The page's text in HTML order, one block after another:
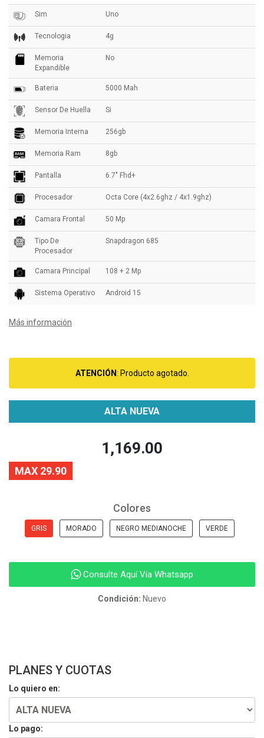
Sim Uno
Tecnologia 4g
Memoria
Expandible
No
Bateria 5000 Mah
Sensor De Huella Si
Memoria Interna 256gb
Memoria Ram 8gb
Pantalla 6.7" Fhd+
Procesador Octa Core (4x2.6ghz / 4x1.9ghz)
Camara Frontal 50 Mp
Tipo De
Procesador
Snapdragon 685
Camara Principal 108 + 2 Mp
Sistema Operativo Android 15
Más información
ATENCIÓN: Producto agotado.
ALTA NUEVA
1,169.00
MAX 29.90
Colores
GRIS MORADO NEGRO MEDIANOCHE VERDE
Consulte Aquí Vía Whatsapp
Condición: Nuevo
PLANES Y CUOTAS
Lo quiero en:
Lo pago: